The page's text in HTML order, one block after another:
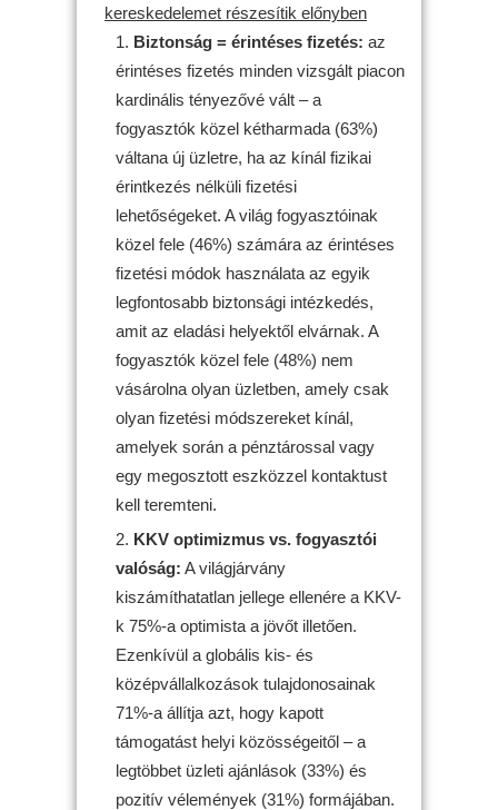
kereskedelemet részesítik előnyben
Biztonság = érintéses fizetés: az
érintéses fizetés minden vizsgált piacon
kardinális tényezővé vált – a
fogyasztók közel kétharmada (63%)
váltana új üzletre, ha az kínál fizikai
érintkezés nélküli fizetési
lehetőségeket. A világ fogyasztóinak
közel fele (46%) számára az érintéses
fizetési módok használata az egyik
legfontosabb biztonsági intézkedés,
amit az eladási helyektől elvárnak. A
fogyasztók közel fele (48%) nem
vásárolna olyan üzletben, amely csak
olyan fizetési módszereket kínál,
amelyek során a pénztárossal vagy
egy megosztott eszközzel kontaktust
kell teremteni.
KKV optimizmus vs. fogyasztói
valóság: A világjárvány
kiszámíthatatlan jellege ellenére a KKV-
k 75%-a optimista a jövőt illetően.
Ezenkívül a globális kis- és
középvállalkozások tulajdonosainak
71%-a állítja azt, hogy kapott
támogatást helyi közösségeitől – a
legtöbbet üzleti ajánlások (33%) és
pozitív vélemények (31%) formájában.